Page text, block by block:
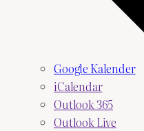
Google Kalender
iCalendar
Outlook 365
Outlook Live